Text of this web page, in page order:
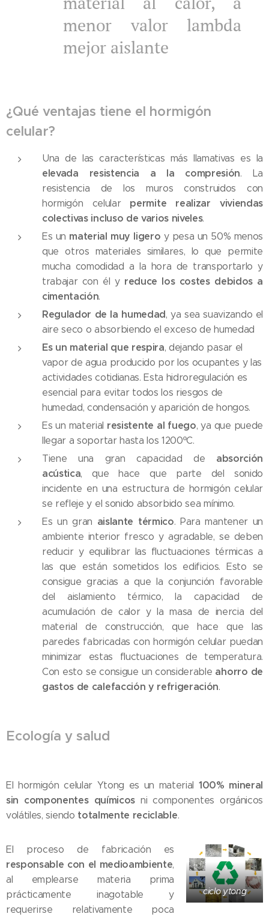
menor valor lambda
mejor aislante
¿Qué ventajas tiene el hormigón
celular?
Una de las características más llamativas es la
elevada resistencia a la compresión. La
resistencia de los muros construidos con
hormigón celular permite realizar viviendas
colectivas incluso de varios niveles.
Es un material muy ligero y pesa un 50% menos
que otros materiales similares, lo que permite
mucha comodidad a la hora de transportarlo y
trabajar con él y reduce los costes debidos a
cimentación.
Regulador de la humedad, ya sea suavizando el
aire seco o absorbiendo el exceso de humedad
Es un material que respira, dejando pasar el
vapor de agua producido por los ocupantes y las
actividades cotidianas. Esta hidroregulación es
esencial para evitar todos los riesgos de
humedad, condensación y aparición de hongos.
Es un material resistente al fuego, ya que puede
llegar a soportar hasta los 1200ºC.
Tiene una gran capacidad de absorción
acústica, que hace que parte del sonido
incidente en una estructura de hormigón celular
se refleje y el sonido absorbido sea mínimo.
Es un gran aislante térmico. Para mantener un
ambiente interior fresco y agradable, se deben
reducir y equilibrar las fluctuaciones térmicas a
las que están sometidos los edificios. Esto se
consigue gracias a que la conjunción favorable
del aislamiento térmico, la capacidad de
acumulación de calor y la masa de inercia del
material de construcción, que hace que las
paredes fabricadas con hormigón celular puedan
minimizar estas fluctuaciones de temperatura.
Con esto se consigue un considerable ahorro de
gastos de calefacción y refrigeración.
Ecología y salud
El hormigón celular Ytong es un material 100% mineral
sin componentes químicos ni componentes orgánicos
volátiles, siendo totalmente reciclable.
ciclo ytong
El proceso de fabricación es
responsable con el medioambiente,
al emplearse materia prima
prácticamente inagotable y
requerirse relativamente poca